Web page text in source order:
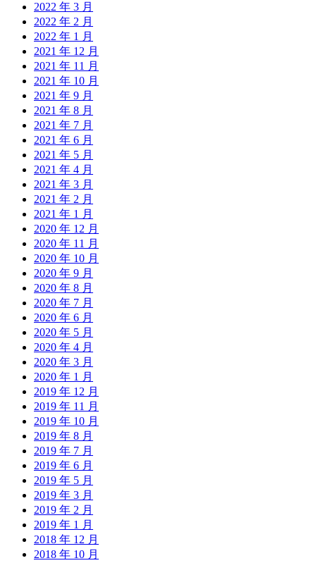
2022 年 3 月
2022 年 2 月
2022 年 1 月
2021 年 12 月
2021 年 11 月
2021 年 10 月
2021 年 9 月
2021 年 8 月
2021 年 7 月
2021 年 6 月
2021 年 5 月
2021 年 4 月
2021 年 3 月
2021 年 2 月
2021 年 1 月
2020 年 12 月
2020 年 11 月
2020 年 10 月
2020 年 9 月
2020 年 8 月
2020 年 7 月
2020 年 6 月
2020 年 5 月
2020 年 4 月
2020 年 3 月
2020 年 1 月
2019 年 12 月
2019 年 11 月
2019 年 10 月
2019 年 8 月
2019 年 7 月
2019 年 6 月
2019 年 5 月
2019 年 3 月
2019 年 2 月
2019 年 1 月
2018 年 12 月
2018 年 10 月